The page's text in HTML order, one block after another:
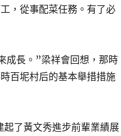
，從事配菜任務。有了必
成長。”梁祥會回想，那時
百坭村后的基本舉措措施
了黃文秀進步前輩業績展